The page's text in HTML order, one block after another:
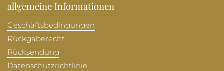
allgemeine Informationen
Geschäftsbedingungen
Rückgaberecht
Rücksendung
Datenschutzrichtlinie